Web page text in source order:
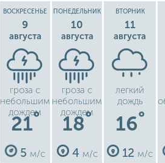
ВОСКРЕСЕНЬЕ
9
августа
гроза с
небольшим
дождем
21°
5 м/с
ПОНЕДЕЛЬНИК
10
августа
гроза с
небольшим
дождем
18°
4 м/с
ВТОРНИК
11
августа
легкий
дождь
16°
12 м/с